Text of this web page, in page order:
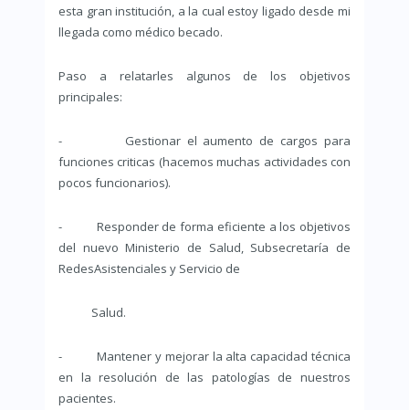
esta gran institución, a la cual estoy ligado desde mi
llegada como médico becado.
Paso a relatarles algunos de los objetivos
principales:
- Gestionar el aumento de cargos para
funciones criticas (hacemos muchas actividades con
pocos funcionarios).
- Responder de forma eficiente a los objetivos
del nuevo Ministerio de Salud, Subsecretaría de
RedesAsistenciales y Servicio de
Salud.
- Mantener y mejorar la alta capacidad técnica
en la resolución de las patologías de nuestros
pacientes.